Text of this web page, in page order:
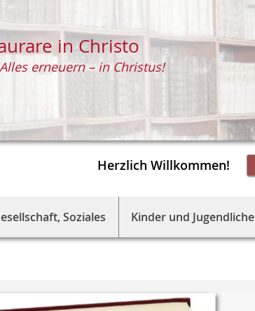
Herzlich Willkommen!
in Christo
Alles erneuern – in Christus!
Soziales Kinder und Jugendliche